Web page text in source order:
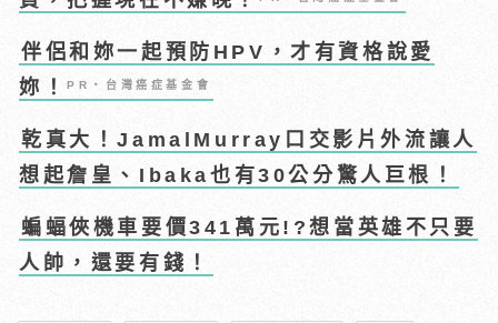
伴侶和妳一起預防HPV，才有資格說愛
妳！PR・台灣癌症基金會
乾真大！JamalMurray口交影片外流讓人
想起詹皇、Ibaka也有30公分驚人巨根！
蝙蝠俠機車要價341萬元!?想當英雄不只要
人帥，還要有錢！